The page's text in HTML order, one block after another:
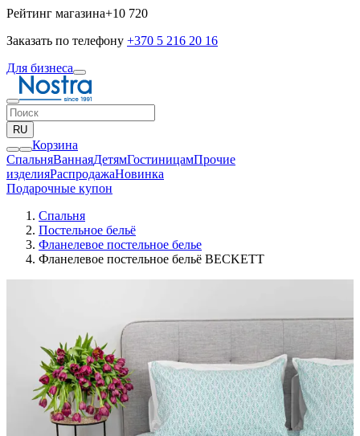
Рейтинг магазина+10 720
Заказать по телефону +370 5 216 20 16
Для бизнеса
RU
Корзина
СпальняВаннаяДетямГостиницамПрочие
изделияPаспродажаНовинка
Подарочные купон
Спальня
Постельное бельё
Фланелевое постельное белье
Фланелевое постельное бельё BECKETT